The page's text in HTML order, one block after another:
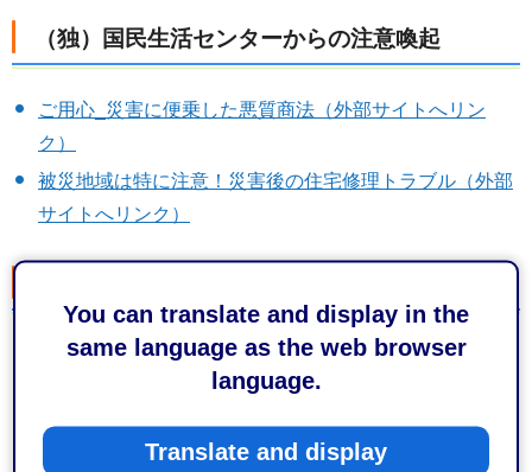
You can translate and display in the
same language as the web browser
language.
Translate and display
（独）国民生活センターからの注意喚起
ご用心_災害に便乗した悪質商法（外部サイトへリン
ク）
被災地域は特に注意！災害後の住宅修理トラブル（外部
サイトへリンク）
大雨被害で車が水没…レッカー代の高額請求トラブルに
注意！（外部サイトへリンク）
台風シーズンに増加傾向！災害に便乗した悪質商法にご
注意ください（外部サイトへリンク）